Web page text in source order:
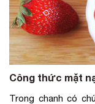
Công thức mặt
Trong chanh có